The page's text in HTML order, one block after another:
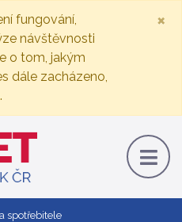
fungování,
návštěvnosti
o tom, jakým
dále zacházeno,
.
×
spotřebitele